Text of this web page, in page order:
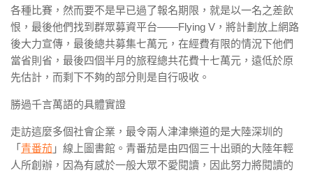
各種比賽，然而要不是早已過了報名期限，就是以一名之差飲
恨，最後他們找到群眾募資平台——Flying V，將計劃放上網路
後大力宣傳，最後總共募集七萬元，在經費有限的情況下他們
當省則省，最後四個半月的旅程總共花費十七萬元，遠低於原
先估計，而剩下不夠的部分則是自行吸收。
勝過千言萬語的具體實證
走訪這麼多個社會企業，最令兩人津津樂道的是大陸深圳的
「 青番茄 」線上圖書館。青番茄是由四個三十出頭的大陸年輕
人所創辦，因為有感於一般大眾不愛閱讀，因此努力將閱讀的